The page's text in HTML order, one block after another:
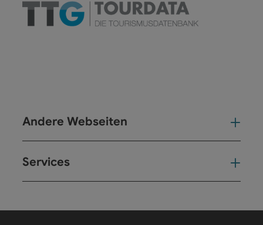
Andere Webseiten
Services